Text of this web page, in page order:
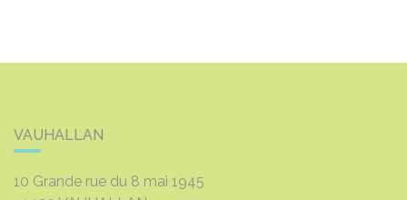
VAUHALLAN
10 Grande rue du 8 mai 1945